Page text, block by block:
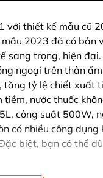
với thiết kế mẫu cũ
2023 đã có bản
sang trọng, hiện
ngoại trên thân
tăng tỷ lệ chiết xuất
nước thuốc
công suất 500W,
có nhiều công dụng
biệt, bạn có thể